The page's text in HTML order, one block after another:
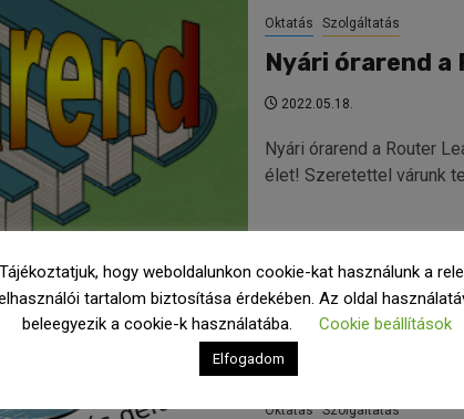
Oktatás Szolgáltatás
Nyári órarend a
2022.05.18.
Nyári órarend a Router
élet! Szeretettel várunk
Oktatás Szolgáltatás
hogy weboldalunkon cookie-kat használunk a
tartalom biztosítása érdekében. Az oldal
beleegyezik a cookie-k használatába.
Cookie beállítások
Elfogadom